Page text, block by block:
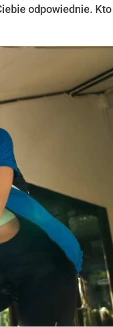
odpowiednie. Kto